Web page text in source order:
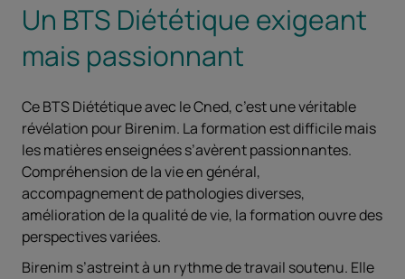
Un BTS Diététique exigeant
mais passionnant
Ce BTS Diététique avec le Cned, c’est une véritable
révélation pour Birenim. La formation est difficile mais
les matières enseignées s’avèrent passionnantes.
Compréhension de la vie en général,
accompagnement de pathologies diverses,
amélioration de la qualité de vie, la formation ouvre des
perspectives variées.
Birenim s’astreint à un rythme de travail soutenu. Elle